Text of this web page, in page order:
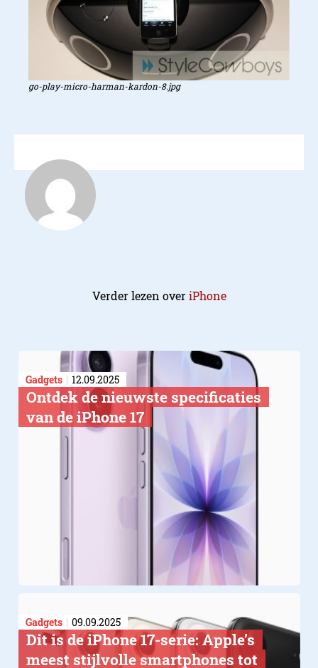
go-play-micro-harman-kardon-8.jpg
Verder lezen overiPhone
Gadgets 12.09.2025
Ontdek de nieuwste specificaties
van de iPhone 17
Gadgets 09.09.2025
Dit is de iPhone 17-serie: Apple’s
meest stijlvolle smartphones tot